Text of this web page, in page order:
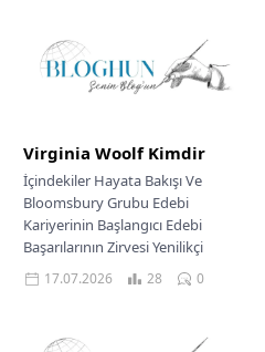
Virginia Woolf Kimdir
İçindekiler Hayata Bakışı Ve
Bloomsbury Grubu Edebi
Kariyerinin Başlangıcı Edebi
Başarılarının Zirvesi Yenilikçi
Anlatılar Ve Feminist Düşünce
Yaşamının Sonu Ve...
17.07.2026 28 0